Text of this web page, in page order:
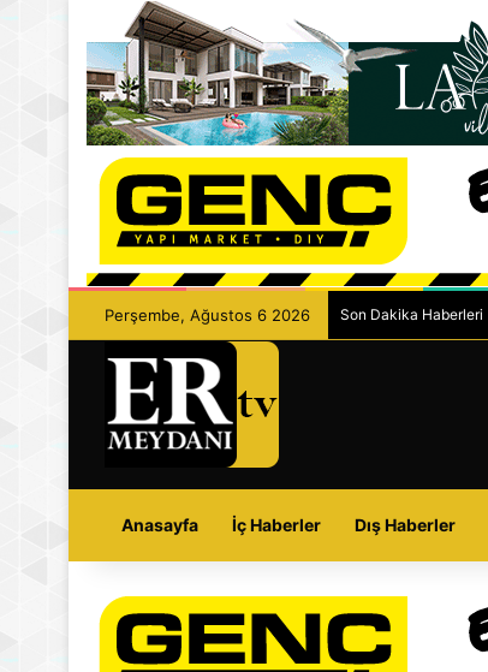
Perşembe, Ağustos 6 2026 Son Dakika Haberleri
Anasayfa İç Haberler Dış Haberler